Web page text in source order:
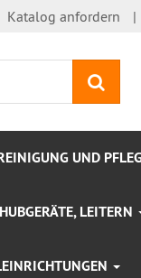
Katalog anfordern
UND
LEITERN